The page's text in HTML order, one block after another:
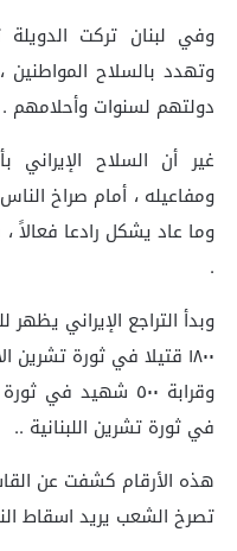
وفي لبنان تركت الدويلة
وتهدد بالسلاح
دولتهم لسنوات وأحلامهم .
غير أن السلاح
ومفاعيله ، أمام صراخ
وما عاد يشكل رادعا فعالاً
.
وبدأ التراجع الإيراني يظهر
١٨٠٠ قتيلا في ثورة تشرين الايرانية .
في ثورة تشرين اللبنانية ..
هذه الأرقام كشفت عن
تصرخ الشعب يريد اسقاط